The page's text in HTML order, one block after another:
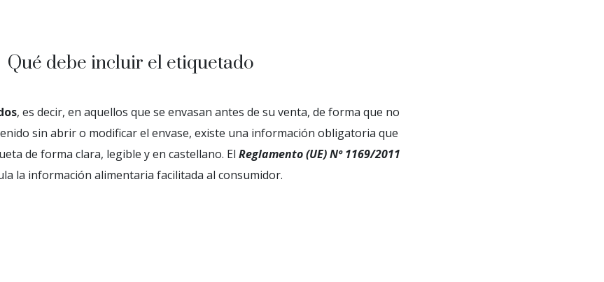
Qué debe incluir el etiquetado
, es decir, en aquellos que se envasan antes de su venta, de forma que no
sin abrir o modificar el envase, existe una información obligatoria que
de forma clara, legible y en castellano. ElReglamento (UE) Nº 1169/2011
la información alimentaria facilitada al consumidor.